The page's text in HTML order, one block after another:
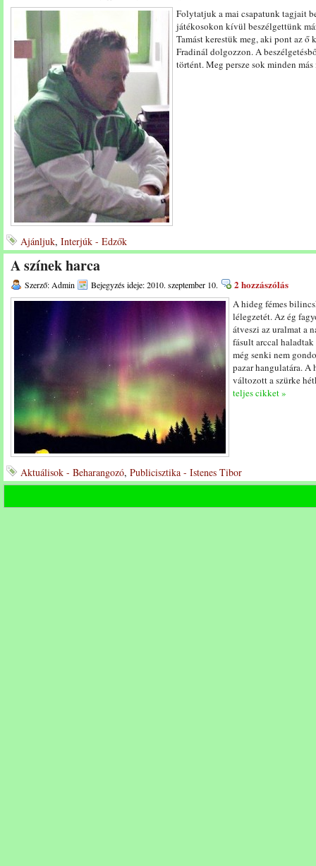
Folytatjuk a mai csapatunk tagjait
játékosokon kívül beszélgettünk
Tamást kerestük meg, aki pont az ő
Fradinál dolgozzon. A
történt. Meg persze sok minden
Ajánljuk, Interjúk - Edzők
A színek harca
Szerző: Admin Bejegyzés ideje: 2010. szeptember 10. 2 hozzászólás
A hideg fémes
lélegzetét. Az ég
átveszi az uralmat a
fásult arccal
még senki nem
pazar hangulatára.
változott a szürke
teljes cikket »
Aktuálisok - Beharangozó, Publicisztika - Istenes Tibor